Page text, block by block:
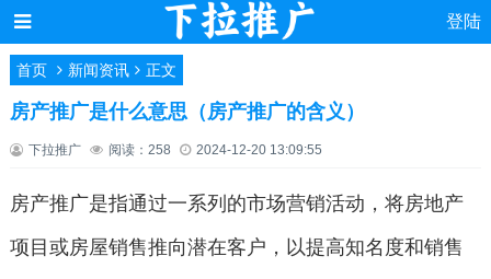
登陆
首页 新闻资讯 正文
房产推广是什么意思（房产推广的含义）
下拉推广 阅读：258 2024-12-20 13:09:55
房产推广是指通过一系列的市场营销活动，将房地产
项目或房屋销售推向潜在客户，以提高知名度和销售